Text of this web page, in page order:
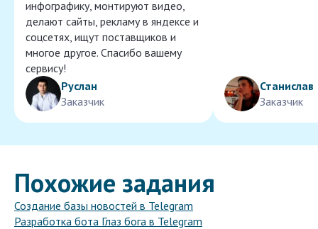
инфографику, монтируют видео,
делают сайты, рекламу в яндексе и
соцсетях, ищут поставщиков и
многое другое. Спасибо вашему
сервису!
Руслан
Заказчик
Станислав
Заказчик
Похожие задания
Создание базы новостей в Telegram
Разработка бота Глаз бога в Telegram